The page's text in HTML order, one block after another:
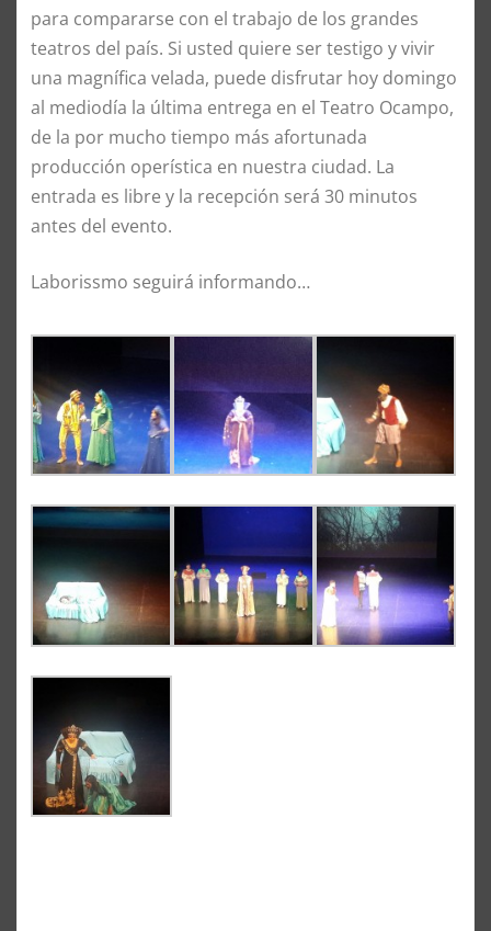
para compararse con el trabajo de los grandes
teatros del país. Si usted quiere ser testigo y vivir
una magnífica velada, puede disfrutar hoy domingo
al mediodía la última entrega en el Teatro Ocampo,
de la por mucho tiempo más afortunada
producción operística en nuestra ciudad. La
entrada es libre y la recepción será 30 minutos
antes del evento.
Laborissmo seguirá informando…